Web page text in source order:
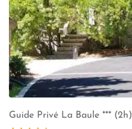
Guide Privé La Baule *** (2h)